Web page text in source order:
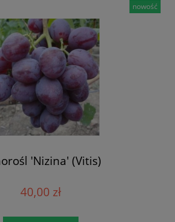
'Nizina' (Vitis)
40,00 zł
nowość